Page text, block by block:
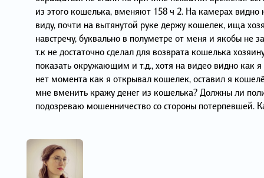
из этого кошелька, вменяют 158 ч 2. На камерах
виду, почти на вытянутой руке держу кошелек, ища
навстречу, буквально в полуметре от меня и якобы
т.к не достаточно сделал для возврата кошелька
показать окружающим и т.д., хотя на видео видно как
нет момента как я открывал кошелек, оставил я
мне вменить кражу денег из кошелька? Должны ли
подозреваю мошенничество со стороны потерпевшей.